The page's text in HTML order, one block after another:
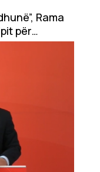
Rama
për